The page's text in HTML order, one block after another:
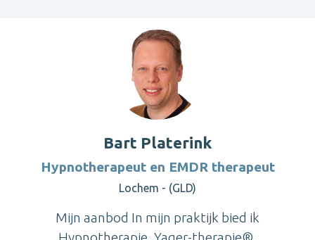
Bart Platerink
Hypnotherapeut en EMDR therapeut
Lochem - (GLD)
Mijn aanbod In mijn praktijk bied ik